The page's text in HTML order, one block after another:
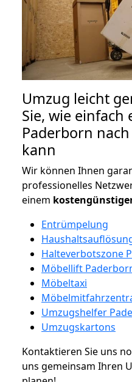
Umzug leicht
Sie, wie einfach
Paderborn
kann
Wir können Ihnen
professionelles
einem
Entrümpelung
Halteverbotszone
Möbellift
Möbeltaxi
Umzugshelfer
Umzugskartons
Kontaktieren Sie uns
uns gemeinsam Ihren